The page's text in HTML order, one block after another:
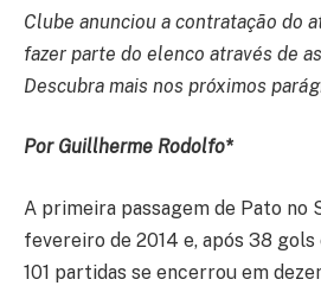
Clube anunciou a contratação do
fazer parte do elenco através de
Descubra mais nos próximos
Por Guillherme Rodolfo*
A primeira passagem de Pato no
fevereiro de 2014 e, após 38 gols
101 partidas se encerrou em